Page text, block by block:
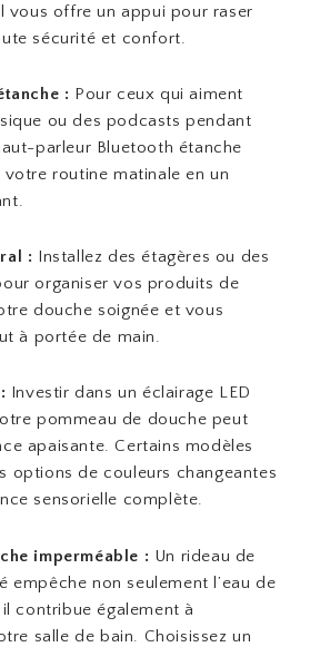
vous offre un appui pour raser
sécurité et confort.
: Pour ceux qui aiment
ou des podcasts pendant
parleur Bluetooth étanche
routine matinale en un
: Installez des étagères ou des
organiser vos produits de
douche soignée et vous
à portée de main.
Investir dans un éclairage LED
pommeau de douche peut
apaisante. Certains modèles
options de couleurs changeantes
sensorielle complète.
imperméable : Un rideau de
empêche non seulement l’eau de
il contribue également à
salle de bain. Choisissez un